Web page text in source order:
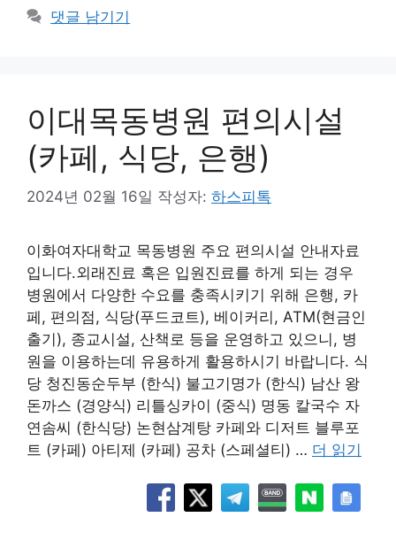
댓글 남기기
이대목동병원 편의시설
(카페, 식당, 은행)
2024년 02월 16일 작성자: 하스피톡
이화여자대학교 목동병원 주요 편의시설 안내자료
입니다.외래진료 혹은 입원진료를 하게 되는 경우
병원에서 다양한 수요를 충족시키기 위해 은행, 카
페, 편의점, 식당(푸드코트), 베이커리, ATM(현금인
출기), 종교시설, 산책로 등을 운영하고 있으니, 병
원을 이용하는데 유용하게 활용하시기 바랍니다. 식
당 청진동순두부 (한식) 불고기명가 (한식) 남산 왕
돈까스 (경양식) 리틀싱카이 (중식) 명동 칼국수 자
연솜씨 (한식당) 논현삼계탕 카페와 디저트 블루포
트 (카페) 아티제 (카페) 공차 (스페셜티) … 더 읽기